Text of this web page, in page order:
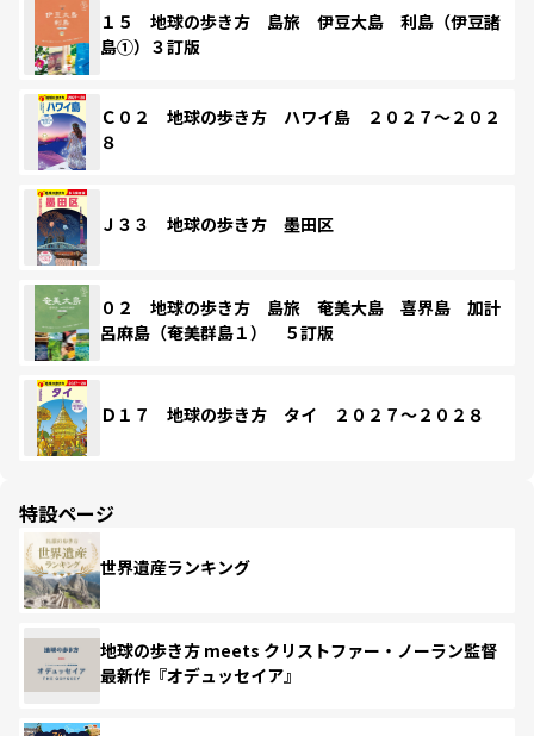
１５ 地球の歩き方 島旅 伊豆大島 利島（伊豆諸
島①）３訂版
Ｃ０２ 地球の歩き方 ハワイ島 ２０２７～２０２
８
Ｊ３３ 地球の歩き方 墨田区
０２ 地球の歩き方 島旅 奄美大島 喜界島 加計
呂麻島（奄美群島１） ５訂版
Ｄ１７ 地球の歩き方 タイ ２０２７～２０２８
特設ページ
世界遺産ランキング
地球の歩き方 meets クリストファー・ノーラン監督
最新作『オデュッセイア』